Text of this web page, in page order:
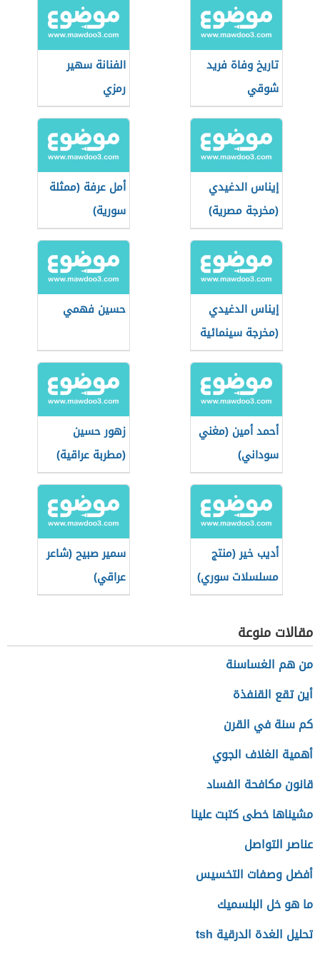
تاريخ وفاة فريد
شوقي
الفنانة سهير
رمزي
إيناس الدغيدي
(مخرجة مصرية)
أمل عرفة (ممثلة
سورية)
إيناس الدغيدي
(مخرجة سينمائية
مصرية)
حسين فهمي
أحمد أمين (مغني
سوداني)
زهور حسين
(مطربة عراقية)
أديب خير (منتج
مسلسلات سوري)
سمير صبيح (شاعر
عراقي)
مقالات منوعة
من هم الغساسنة
أين تقع القنفذة
كم سنة في القرن
أهمية الغلاف الجوي
قانون مكافحة الفساد
مشيناها خطى كتبت علينا
عناصر التواصل
أفضل وصفات التخسيس
ما هو خل البلسميك
تحليل الغدة الدرقية tsh